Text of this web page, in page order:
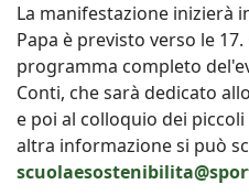
La manifestazione inizierà
Papa è previsto verso le 17.
programma completo
Conti, che sarà dedicato
e poi al colloquio dei
altra informazione si può